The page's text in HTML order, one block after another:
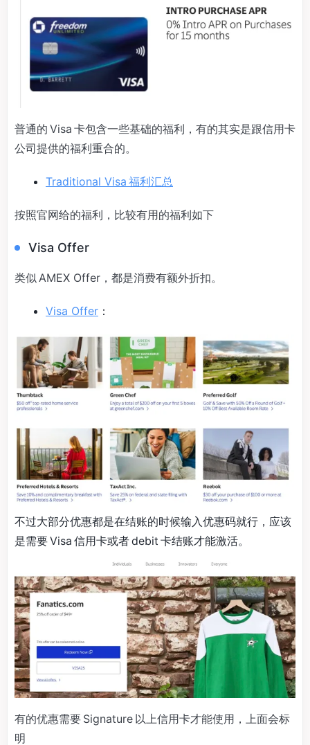
普通的 Visa 卡包含一些基础的福利，有的其实是跟信用卡
公司提供的福利重合的。
Traditional Visa 福利汇总
按照官网给的福利，比较有用的福利如下
Visa Offer
类似 AMEX Offer，都是消费有额外折扣。
Visa Offer ：
不过大部分优惠都是在结账的时候输入优惠码就行，应该
是需要 Visa 信用卡或者 debit 卡结账才能激活。
有的优惠需要 Signature 以上信用卡才能使用，上面会标
明